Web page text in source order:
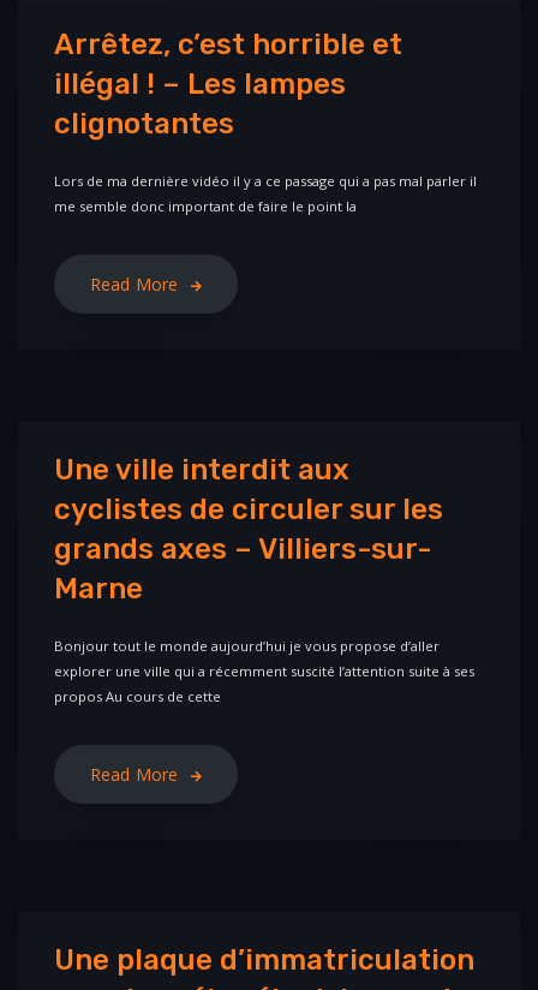
Arrêtez, c’est horrible et
illégal ! – Les lampes
clignotantes
Lors de ma dernière vidéo il y a ce passage qui a pas mal parler il
me semble donc important de faire le point la
Read More
Une ville interdit aux
cyclistes de circuler sur les
grands axes – Villiers-sur-
Marne
Bonjour tout le monde aujourd’hui je vous propose d’aller
explorer une ville qui a récemment suscité l’attention suite à ses
propos Au cours de cette
Read More
Une plaque d’immatriculation